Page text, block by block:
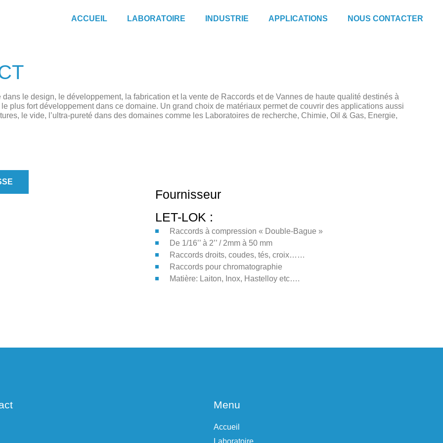
ACCUEIL LABORATOIRE INDUSTRIE APPLICATIONS NOUS CONTACTER
le design, le développement, la fabrication et la vente de Raccords et de Vannes de haute qualité destinés à
plus fort développement dans ce domaine. Un grand choix de matériaux permet de couvrir des applications aussi
le vide, l’ultra-pureté dans des domaines comme les Laboratoires de recherche, Chimie, Oil & Gas, Energie,
Fournisseur
LET-LOK :
Raccords à compression « Double-Bague »
De 1/16’’ à 2’’ / 2mm à 50 mm
Raccords droits, coudes, tés, croix……
Raccords pour chromatographie
Matière: Laiton, Inox, Hastelloy etc….
Menu
Accueil